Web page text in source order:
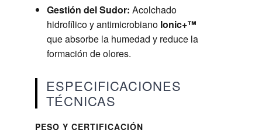
Gestión del Sudor: Acolchado
hidrofílico y antimicrobiano Ionic+™
que absorbe la humedad y reduce la
formación de olores.
ESPECIFICACIONES
TÉCNICAS
PESO Y CERTIFICACIÓN